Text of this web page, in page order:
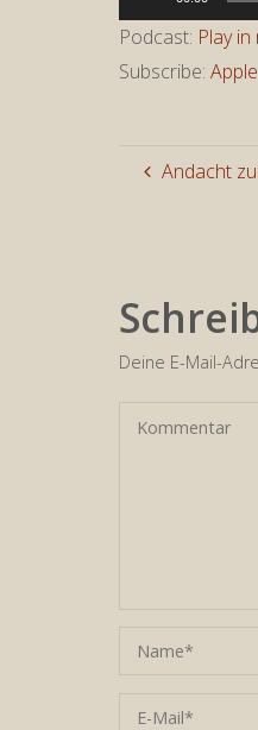
Player
Podcast: Play
Subscribe:
Andacht
Deine E-Mail-